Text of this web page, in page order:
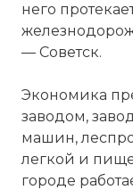
него
— Советск.
Экономика
заводом,
машин,
легкой и
городе